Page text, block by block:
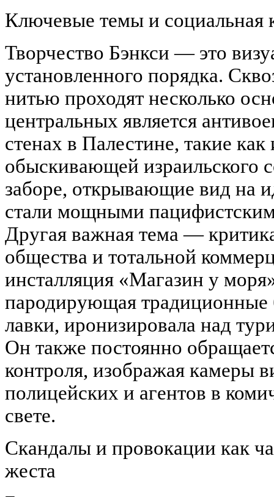
Ключевые темы и социальная
Творчество Бэнкси — это
установленного порядка.
нитью проходят несколько
центральных является
стенах в Палестине, такие
обыскивающей израильского
заборе, открывающие вид на
стали мощными
Другая важная тема —
общества и тотальной
инсталляция «Магазин у
пародирующая традиционные
лавки, иронизировала над
Он также постоянно
контроля, изображая камеры
полицейских и агентов в
свете.
Скандалы и провокации как
жеста